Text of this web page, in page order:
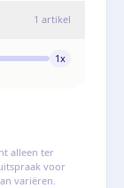
1 artikel
1x
alleen ter
voor
variëren.